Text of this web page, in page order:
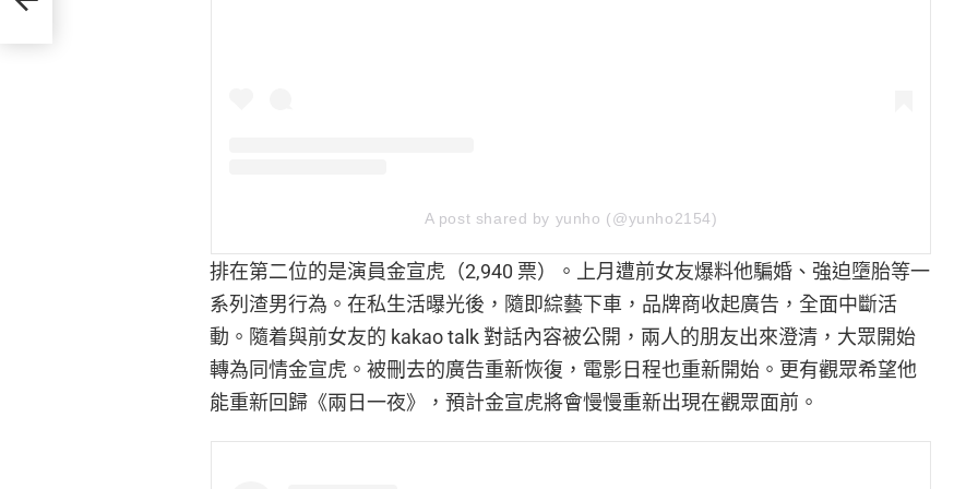
A post shared by yunho (@yunho2154)
排在第二位的是演員金宣虎（2,940 票）。上月遭前女友爆料他騙婚、強迫墮胎等一
系列渣男行為。在私生活曝光後，隨即綜藝下車，品牌商收起廣告，全面中斷活
動。隨着與前女友的 kakao talk 對話內容被公開，兩人的朋友出來澄清，大眾開始
轉為同情金宣虎。被刪去的廣告重新恢復，電影日程也重新開始。更有觀眾希望他
能重新回歸《兩日一夜》，預計金宣虎將會慢慢重新出現在觀眾面前。